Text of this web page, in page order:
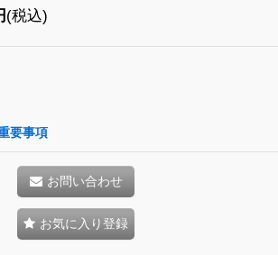
(税込)
要事項
お問い合わせ
お気に入り登録